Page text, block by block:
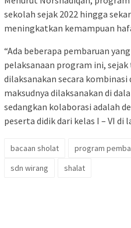
sekolah sejak 2022 hingga
meningkatkan kemampuan
“Ada beberapa pembaruan
pelaksanaan program ini,
dilaksanakan secara
maksudnya dilaksanakan di
sedangkan kolaborasi adalah
peserta didik dari kelas I – VI di
bacaan sholat
program
sdn wirang
shalat